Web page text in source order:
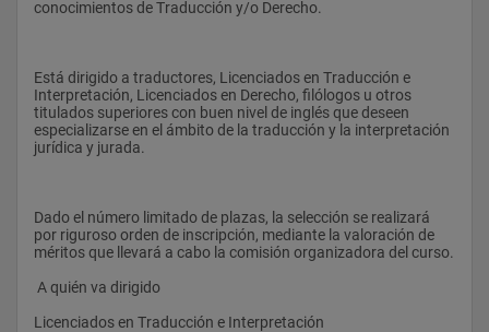
Módulo 1 (1) Para alumnos sin conocimientos de Derecho
tengan formación previa en traducción
conocimientos de Traducción y/o Derecho.
Está dirigido a traductores, Licenciados en Traducción e
Interpretación, Licenciados en Derecho, filólogos u otros
titulados superiores con buen nivel de inglés que deseen
especializarse en el ámbito de la traducción y la interpretación
jurídica y jurada.
Dado el número limitado de plazas, la selección se realizará
por riguroso orden de inscripción, mediante la valoración de
méritos que llevará a cabo la comisión organizadora del curso.
A quién va dirigido
Licenciados en Traducción e Interpretación